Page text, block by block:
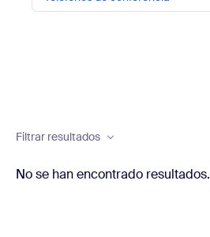
Filtrar resultados
No se han encontrado resultados.